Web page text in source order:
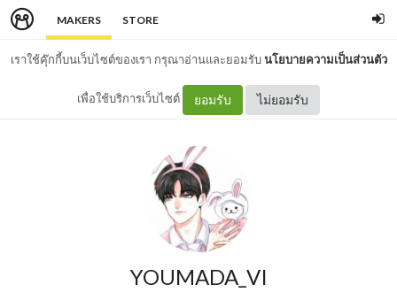
MAKERS STORE
เราใช้คุ๊กกี้บนเว็บไซต์ของเรา กรุณาอ่านและยอมรับนโยบายความเป็นส่วนตัว
เพื่อใช้บริการเว็บไซต์ ยอมรับ ไม่ยอมรับ
YOUMADA_VI